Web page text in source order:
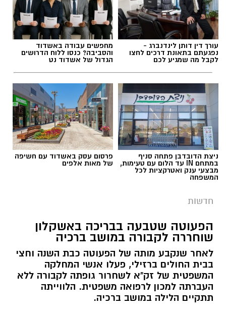
עורך דין דותן לינדנברג -
נפגעתם בתאונת דרכים לחצו
לקבל מה שמגיע לכם
מחפשים עבודה באשדוד
והסביבה? כנסו ללוח הדרושים
הגדול של אשדוד נט
ניצת הדובדבן פתחה סניף
במתחם IN עד הלום עם טעימות,
מבצעי ענק ואטרקציות לכל
המשפחה
פרסום עסק באשדוד עם חשיפה
של מאות אלפים
חדשות
הפעוטה שטבעה בבריכה באשקלון
שוחררה לקבורה במושב ברכיה
לאחר שנקבע מותה של הפעוטה כבת השנה וחצי
בבית החולים ברזילי, פעלו אנשי המחלקה
המשפטית של זק"א לשחרור גופתה לקבורה ללא
העברתה למכון לרפואה משפטית. הלווייתה
תתקיים הלילה במושב ברכיה.